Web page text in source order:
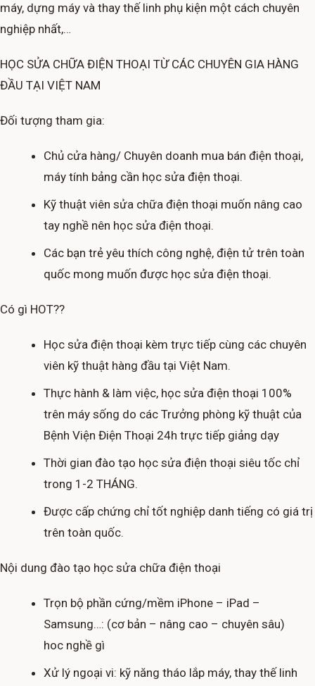
máy, dựng máy và thay thế linh phụ kiện một cách chuyên
nghiệp nhất,…
HỌC SỬA CHỮA ĐIỆN THOẠI TỪ CÁC CHUYÊN GIA HÀNG
ĐẦU TẠI VIỆT NAM
Đối tượng tham gia:
Chủ cửa hàng/ Chuyên doanh mua bán điện thoại,
máy tính bảng cần học sửa điện thoại.
Kỹ thuật viên sửa chữa điện thoại muốn nâng cao
tay nghề nên học sửa điện thoại.
Các bạn trẻ yêu thích công nghệ, điện tử trên toàn
quốc mong muốn được học sửa điện thoại.
Có gì HOT??
Học sửa điện thoại kèm trực tiếp cùng các chuyên
viên kỹ thuật hàng đầu tại Việt Nam.
Thực hành & làm việc, học sửa điện thoại 100%
trên máy sống do các Trưởng phòng kỹ thuật của
Bệnh Viện Điện Thoại 24h trực tiếp giảng dạy
Thời gian đào tạo học sửa điện thoại siêu tốc chỉ
trong 1-2 THÁNG.
Được cấp chứng chỉ tốt nghiệp danh tiếng có giá trị
trên toàn quốc.
Nội dung đào tạo học sửa chữa điện thoại
Trọn bộ phần cứng/mềm iPhone – iPad –
Samsung…: (cơ bản – nâng cao – chuyên sâu)
hoc nghề gì
Xử lý ngoại vi: kỹ năng tháo lắp máy, thay thế linh